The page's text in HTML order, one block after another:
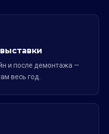
и после демонтажа —
весь год.